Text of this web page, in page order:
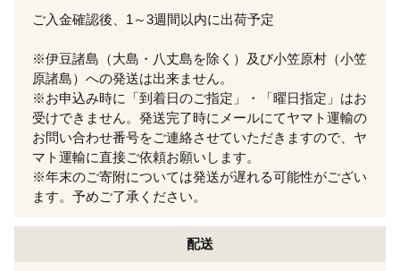
ご入金確認後、1～3週間以内に出荷予定
※伊豆諸島（大島・八丈島を除く）及び小笠原村（小笠
原諸島）への発送は出来ません。
※お申込み時に「到着日のご指定」・「曜日指定」はお
受けできません。発送完了時にメールにてヤマト運輸の
お問い合わせ番号をご連絡させていただきますので、ヤ
マト運輸に直接ご依頼お願いします。
※年末のご寄附については発送が遅れる可能性がござい
ます。予めご了承ください。
配送